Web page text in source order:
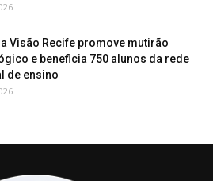
Visão Recife promove mutirão
e beneficia 750 alunos da rede
de ensino